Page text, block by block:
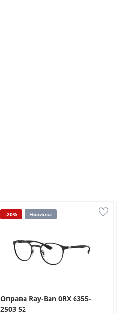
-20% Новинка
Оправа Ray-Ban 0RX 6355-
2503 52